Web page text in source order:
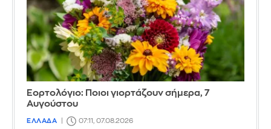
Εορτολόγιο: Ποιοι γιορτάζουν σήμερα, 7
Αυγούστου
ΕΛΛΑΔΑ 07:11, 07.08.2026